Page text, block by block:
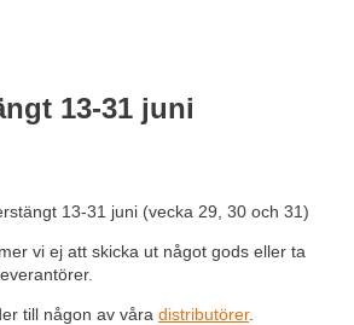
13-31 juni
13-31 juni (vecka 29, 30 och 31)
vi ej att skicka ut något gods eller ta
till någon av våra distributörer.